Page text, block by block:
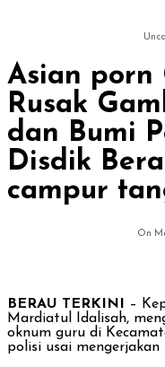
Asian porn
Rusak
dan Bumi
Disdik
campur
On
BERAU TERKINI
–
Mardiatul Idalisah,
oknum guru di
polisi usai